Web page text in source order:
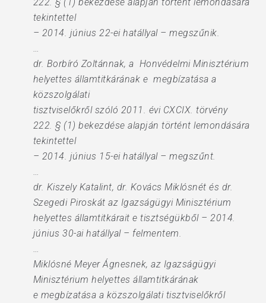
tekintettel
– 2014. június 22-ei hatállyal – megszűnik.
…
dr. Borbíró Zoltánnak, a Honvédelmi Minisztérium
helyettes államtitkárának e megbízatása a
közszolgálati
tisztviselőkről szóló 2011. évi CXCIX. törvény
222. § (1) bekezdése alapján történt lemondására
tekintettel
– 2014. június 15-ei hatállyal – megszűnt.
…
dr. Kiszely Katalint, dr. Kovács Miklósnét és dr.
Szegedi Piroskát az Igazságügyi Minisztérium
helyettes államtitkárait e tisztségükből – 2014.
június 30-ai hatállyal – felmentem.
…
Miklósné Meyer Ágnesnek, az Igazságügyi
Minisztérium helyettes államtitkárának
e megbízatása a közszolgálati tisztviselőkről